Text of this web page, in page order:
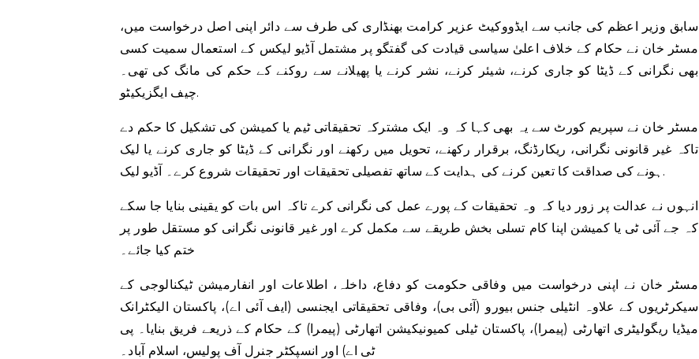
سابق وزیر اعظم کی جانب سے ایڈووکیٹ عزیر کرامت بھنڈاری کی طرف سے دائر اپنی اصل درخواست میں،
مسٹر خان نے حکام کے خلاف اعلیٰ سیاسی قیادت کی گفتگو پر مشتمل آڈیو لیکس کے استعمال سمیت کسی
بھی نگرانی کے ڈیٹا کو جاری کرنے، شیئر کرنے، نشر کرنے یا پھیلانے سے روکنے کے حکم کی مانگ کی تھی۔
چیف ایگزیکیٹو.
مسٹر خان نے سپریم کورٹ سے یہ بھی کہا کہ وہ ایک مشترکہ تحقیقاتی ٹیم یا کمیشن کی تشکیل کا حکم دے
تاکہ غیر قانونی نگرانی، ریکارڈنگ، برقرار رکھنے، تحویل میں رکھنے اور نگرانی کے ڈیٹا کو جاری کرنے یا لیک
ہونے کی صداقت کا تعین کرنے کی ہدایت کے ساتھ تفصیلی تحقیقات اور تحقیقات شروع کرے۔ آڈیو لیک.
انہوں نے عدالت پر زور دیا کہ وہ تحقیقات کے پورے عمل کی نگرانی کرے تاکہ اس بات کو یقینی بنایا جا سکے
کہ جے آئی ٹی یا کمیشن اپنا کام تسلی بخش طریقے سے مکمل کرے اور غیر قانونی نگرانی کو مستقل طور پر
ختم کیا جائے۔
مسٹر خان نے اپنی درخواست میں وفاقی حکومت کو دفاع، داخلہ، اطلاعات اور انفارمیشن ٹیکنالوجی کے
سیکرٹریوں کے علاوہ انٹیلی جنس بیورو (آئی بی)، وفاقی تحقیقاتی ایجنسی (ایف آئی اے)، پاکستان الیکٹرانک
میڈیا ریگولیٹری اتھارٹی (پیمرا)، پاکستان ٹیلی کمیونیکیشن اتھارٹی (پیمرا) کے حکام کے ذریعے فریق بنایا۔ پی
ٹی اے) اور انسپکٹر جنرل آف پولیس، اسلام آباد۔